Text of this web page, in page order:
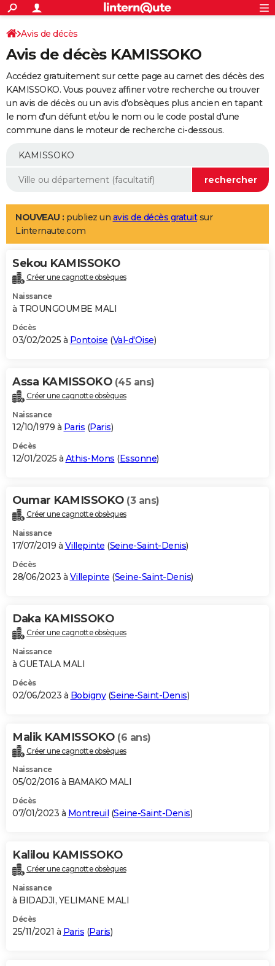
ACTUALITÉS
Politique
Société
Faits Divers
Education
Monde
Villes
+
SPORT
Coupe du monde 2026
Football
Tennis
Cyclisme
Rugby
Forum
Programme TV
TNT
Streaming
Cinéma
Sorties cinéma
Musique
+
FINANCE
Impôts
Immobilier
Risques naturels par ville
Banque
Assurance
Crédit
AUTO
Essais
Réserver un essai
Citadines
Berlines
SUV
Forum auto
+
Mobiles
Meilleur smartphone
Internet
Ordinateurs
Jeux vidéo
Guide high-tech
Aménagement intérieur
LIFESTYLE
Art de vivre
Bien-être
Loisirs
Mode
Modes de vie
Alimentation
Guide de la santé
Maladies
Médicaments
Sommeil
VOYAGE
Destinations
City break
Voyage nature
Voyage de noces
Forum
Climat
+PHOTO
GUIDES D'ACHAT
BONS PLANS
Carte de Noël
Carte Bonne année
Carte Saint-Valentin
Carte Pâques
Carte d'anniversaire
DICTIONNAIRE
Dictionnaire
Biographies
Citations
Expressions
Proverbes
PROGRAMME TV
S'inscrire
Se connecter
Lycées
Collèges
Primaires
Universités
Entreprises
Service militaire
Avis de recherche
AVIS DE DÉCÈS
Bricolage
Lifestyle
Culture
Sport
Auto
Television
Voyage
Cinema
Avis de décès
Avis de décès KAMISSOKO
Accédez gratuitement sur cette page au carnet des décès des
KAMISSOKO. Vous pouvez affiner votre recherche ou trouver
un avis de décès ou un avis d'obsèques plus ancien en tapant
le nom d'un défunt et/ou le nom ou le code postal d'une
commune dans le moteur de recherche ci-dessous.
NOUVEAU : publiez un avis de décès gratuitsur
Linternaute.com
Sekou KAMISSOKO
Créer une cagnotte obsèques
Naissance
à TROUNGOUMBE MALI
Décès
03/02/2025 à Pontoise (Val-d'Oise)
Assa KAMISSOKO (45 ans)
Créer une cagnotte obsèques
Naissance
12/10/1979 à Paris (Paris)
Décès
12/01/2025 à Athis-Mons (Essonne)
Oumar KAMISSOKO (3 ans)
Créer une cagnotte obsèques
Naissance
17/07/2019 à Villepinte (Seine-Saint-Denis)
Décès
28/06/2023 à Villepinte (Seine-Saint-Denis)
Daka KAMISSOKO
Créer une cagnotte obsèques
Naissance
à GUETALA MALI
Décès
02/06/2023 à Bobigny(Seine-Saint-Denis)
Malik KAMISSOKO (6 ans)
Créer une cagnotte obsèques
Naissance
05/02/2016 à BAMAKO MALI
Décès
07/01/2023 à Montreuil (Seine-Saint-Denis)
Kalilou KAMISSOKO
Créer une cagnotte obsèques
Naissance
à BIDADJI, YELIMANE MALI
Décès
25/11/2021 à Paris (Paris)